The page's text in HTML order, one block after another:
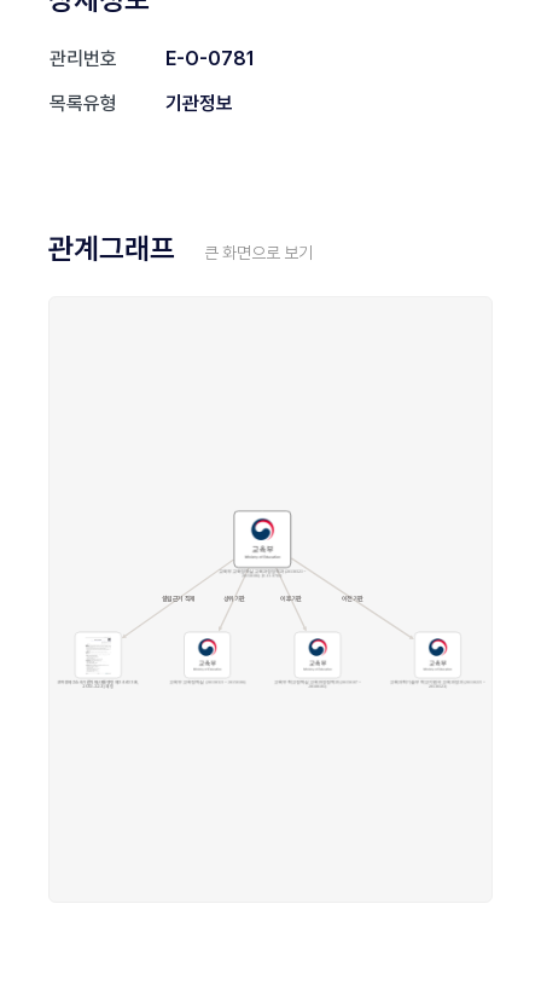
관리번호
E-O-0781
목록유형
기관정보
관계그래프 큰 화면으로 보기